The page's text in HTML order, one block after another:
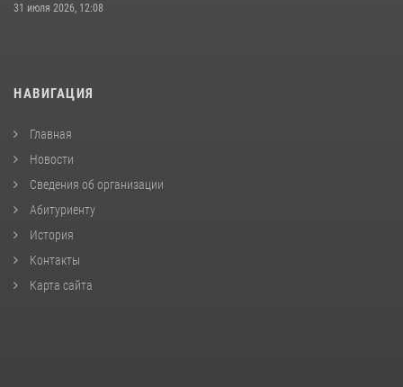
31 июля 2026, 12:08
НАВИГАЦИЯ
Главная
Новости
Сведения об организации
Абитуриенту
История
Контакты
Карта сайта